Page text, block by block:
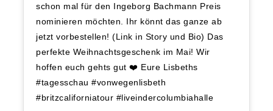
schon mal für den Ingeborg Bachmann Preis
nominieren möchten. Ihr könnt das ganze ab
jetzt vorbestellen! (Link in Story und Bio) Das
perfekte Weihnachtsgeschenk im Mai! Wir
hoffen euch gehts gut ❤️ Eure Lisbeths
#tagesschau #vonwegenlisbeth
#britzcaliforniatour #liveindercolumbiahalle